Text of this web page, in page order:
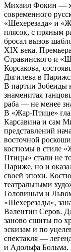
Михаил Фокин —
современного
«Шехерезада» и
плясок, с пряным
бросал вызов
ХIХ века.
Стравинского и
Корсакова,
Дягилева в
В партии Зобеиды
знаменитая
раба — не менее
В «Жар-Птице»
Карсавина и сам
представлений
восточной
костюмы в стиле
Птицы» стали не
Париже, но и
своей эпохи.
театральными
Головиным и
«Шехерезады»,
Валентин Серов.
заново сшиты по
эскизам и по
спектакля —
и Адольфа Больма.